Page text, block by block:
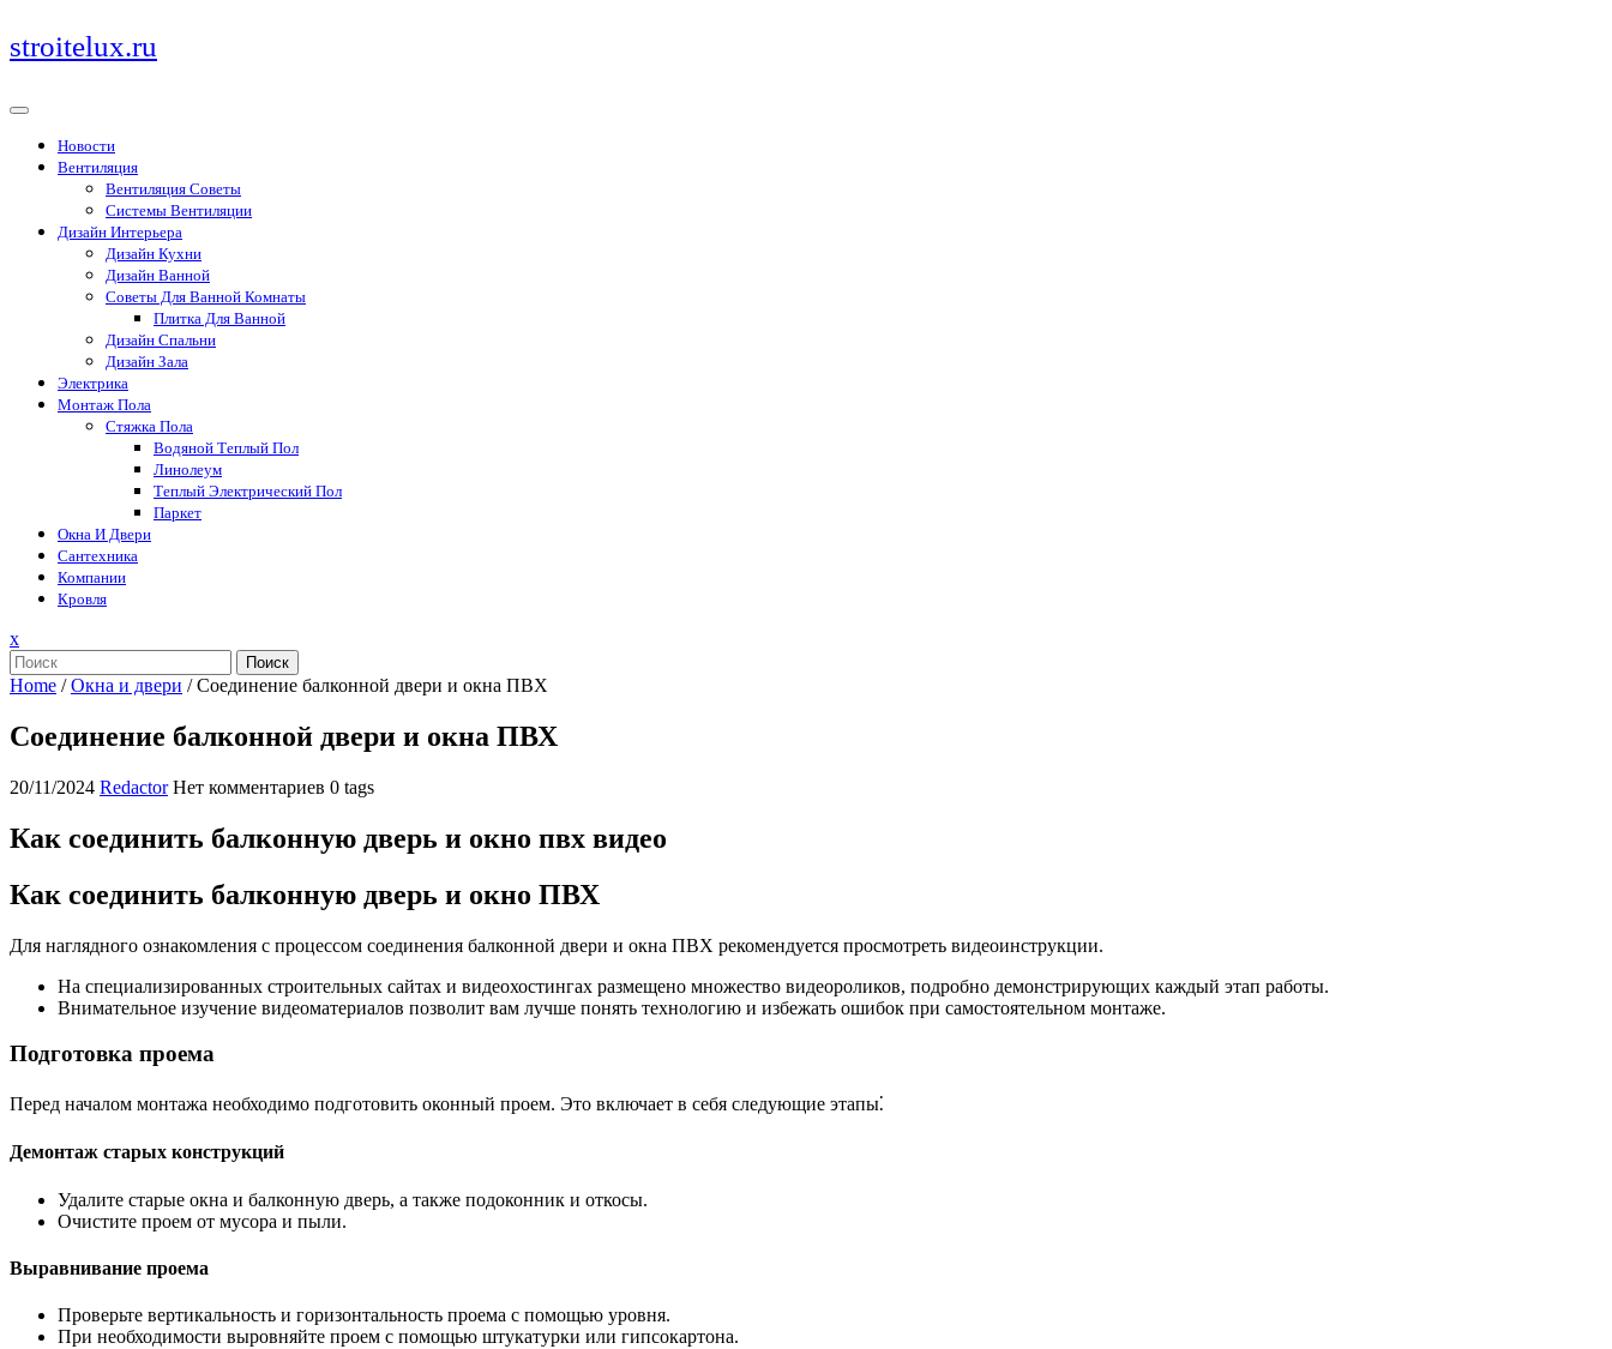
Перейти
к
stroitelux.ru
Новости
Вентиляция
Вентиляция Советы
Системы Вентиляции
Дизайн Интерьера
Дизайн Кухни
Дизайн Ванной
Советы Для Ванной Комнаты
Плитка Для Ванной
Дизайн Спальни
Дизайн Зала
Электрика
Монтаж Пола
Стяжка Пола
Водяной Теплый Пол
Линолеум
Теплый Электрический Пол
Паркет
Окна И Двери
Сантехника
Компании
Кровля
xЗакрыть
меню
Поиск
Home /Окна и двери /Соединение балконной двери и окна ПВХ
Соединение балконной двери и окна ПВХ
20/11/2024 Redactor Нет комментариев 0 tags
Как соединить балконную дверь и окно пвх видео
Как соединить балконную дверь и окно ПВХ
Для наглядного ознакомления с процессом соединения балконной двери и окна ПВХ рекомендуется просмотреть видеоинструкции.
На специализированных строительных сайтах и видеохостингах размещено множество видеороликов, подробно демонстрирующих каждый этап работы.
Внимательное изучение видеоматериалов позволит вам лучше понять технологию и избежать ошибок при самостоятельном монтаже.
Подготовка проема
Перед началом монтажа необходимо подготовить оконный проем. Это включает в себя следующие этапы⁚
Демонтаж старых конструкций
Удалите старые окна и балконную дверь, а также подоконник и откосы.
Очистите проем от мусора и пыли.
Выравнивание проема
Проверьте вертикальность и горизонтальность проема с помощью уровня.
При необходимости выровняйте проем с помощью штукатурки или гипсокартона.